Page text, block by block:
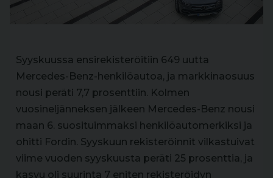
Syyskuussa ensirekisteröitiin 649 uutta
Mercedes-Benz-henkilöautoa, ja markkinaosuus
nousi peräti 7,7 prosenttiin. Kolmen
vuosineljänneksen jälkeen Mercedes-Benz nousi
maan 6. suosituimmaksi henkilöautomerkiksi ja
ohitti Fordin. Syyskuun rekisteröinnit vilkastuivat
viime vuoden syyskuusta peräti 25 prosenttia, ja
kasvu oli suurinta 7 eniten rekisteröidyn